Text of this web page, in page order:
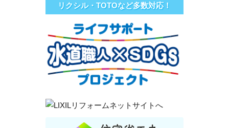
リクシル・TOTOなど多数対応！